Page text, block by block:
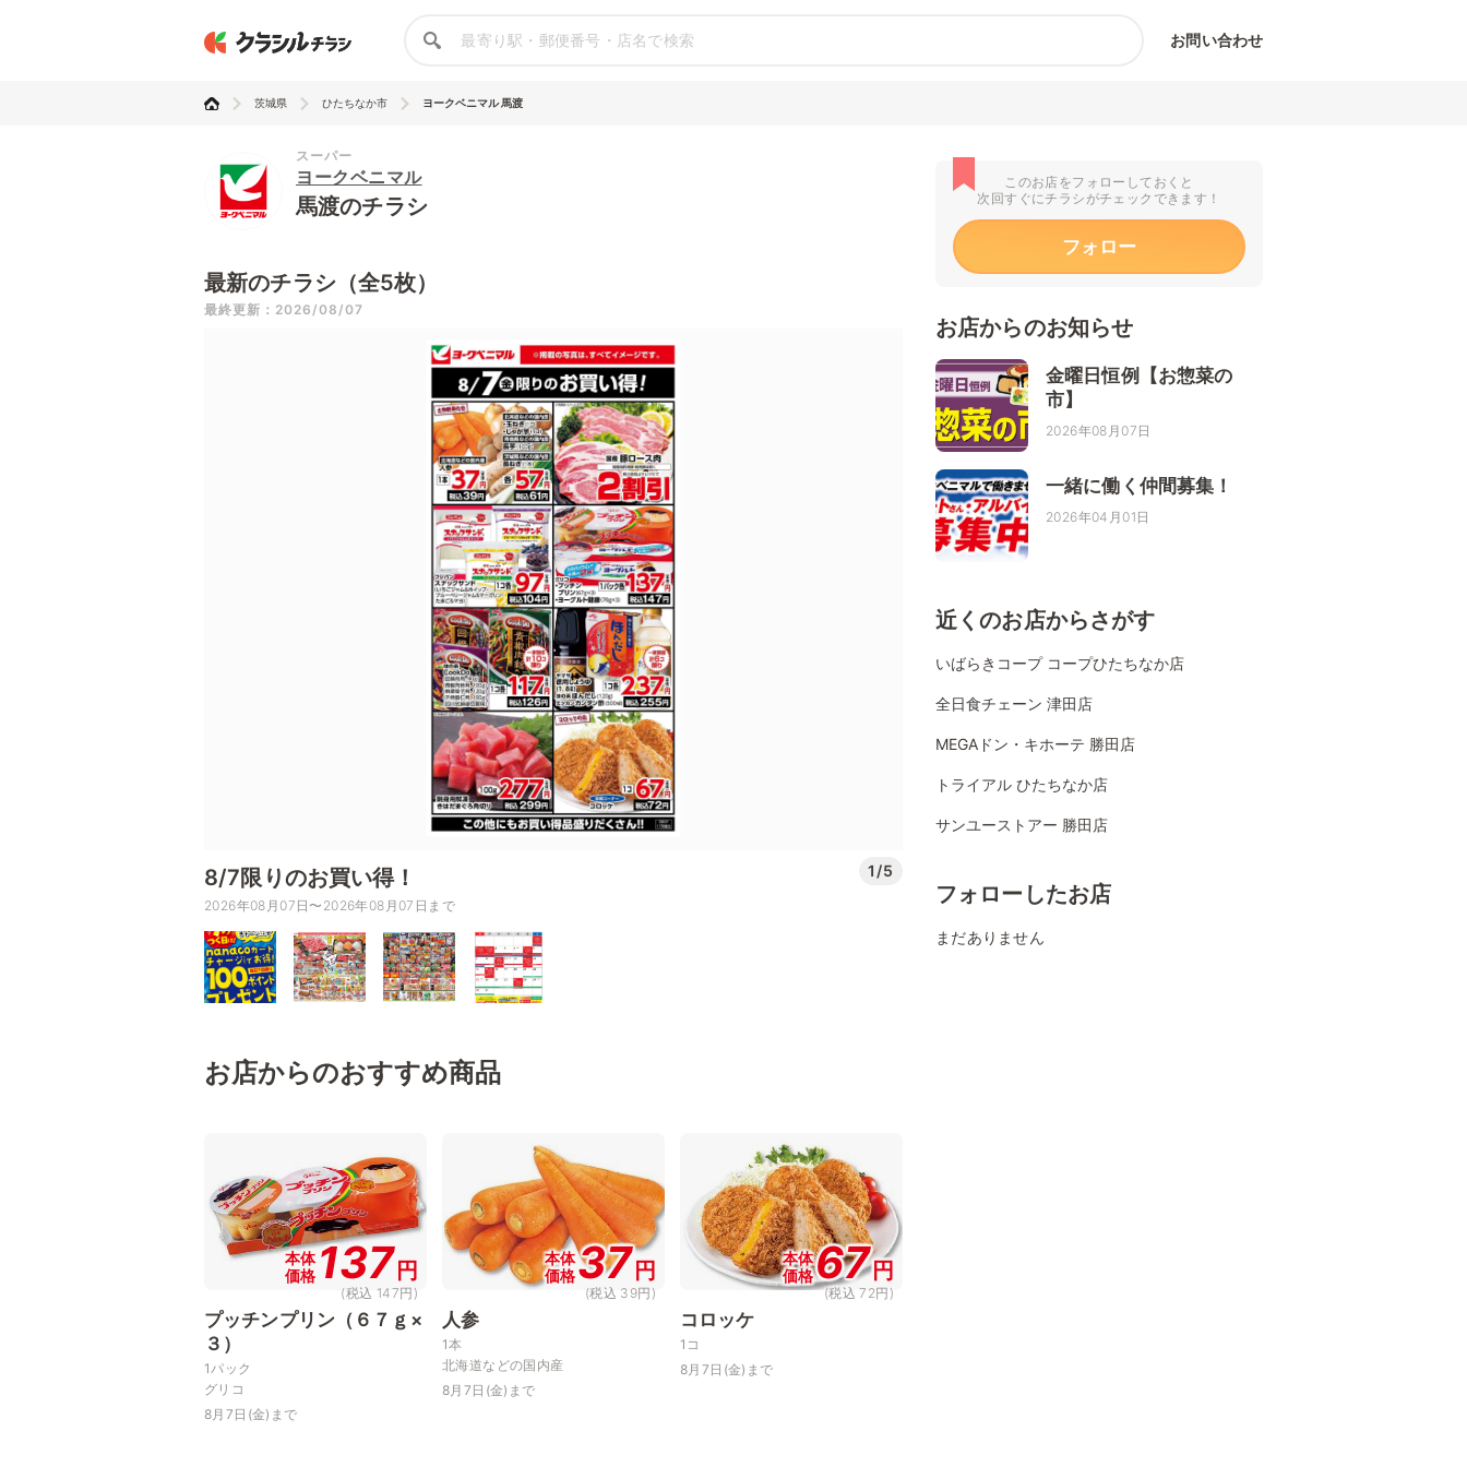
お問い合わせ
茨城県 ひたちなか市 ヨークベニマル 馬渡
スーパー
ヨークベニマル
馬渡のチラシ
最新のチラシ（全5枚）
最終更新：2026/08/07
8/7限りのお買い得！ 1/5
2026年08月07日〜2026年08月07日まで
お店からのおすすめ商品
本体
価格137 円
(税込 147円)
プッチンプリン（６７ｇ×
３）
1パック
グリコ
8月7日(金)まで
本体
価格37 円
(税込 39円)
人参
1本
北海道などの国内産
8月7日(金)まで
本体
価格67 円
(税込 72円)
コロッケ
1コ
8月7日(金)まで
このお店をフォローしておくと
次回すぐにチラシがチェックできます！
フォロー
お店からのお知らせ
金曜日恒例【お惣菜の
市】
2026年08月07日
一緒に働く仲間募集！
2026年04月01日
近くのお店からさがす
いばらきコープ コープひたちなか店
全日食チェーン 津田店
MEGAドン・キホーテ 勝田店
トライアル ひたちなか店
サンユーストアー 勝田店
フォローしたお店
まだありません